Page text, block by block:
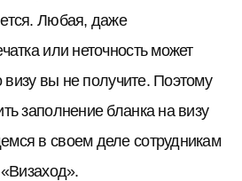
Любая, даже
или неточность может
визу вы не получите. Поэтому
заполнение бланка на визу
в своем деле сотрудникам
«Визаход».